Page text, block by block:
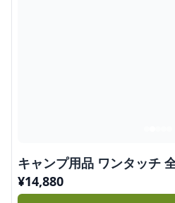
キャンプ用品 ワンタッチ
¥14,880